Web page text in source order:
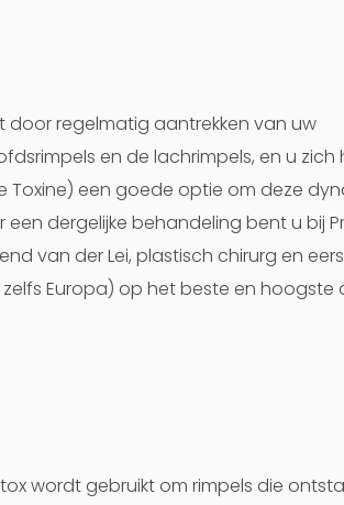
door regelmatig aantrekken van uw
en de lachrimpels, en u zich
Toxine) een goede optie om deze
dergelijke behandeling bent u bij
van der Lei, plastisch chirurg en
Europa) op het beste en hoogste
wordt gebruikt om rimpels die